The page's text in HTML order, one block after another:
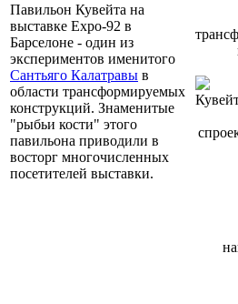
Павильон Кувейта на
выставке Eхро-92 в
Барселоне - один из
экспериментов именитого
Сантьяго Калатравы в
области трансформируемых
конструкций. Знаменитые
"рыбьи кости" этого
павильона приводили в
восторг многочисленных
посетителей выставки.